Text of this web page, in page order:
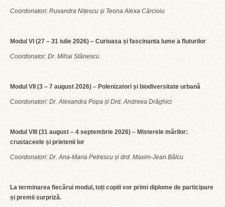
Coordonatori: Ruxandra Nițescu și Teona Alexa Cârcioiu
Modul VI (27 – 31 iulie 2026) – Curioasa și fascinanta lume a fluturilor
Coordonator: Dr. Mihai Stănescu
Modul VII (3 – 7 august 2026) – Polenizatori și biodiversitate urbană
Coordonatori: Dr. Alexandra Popa și Drd. Andreea Drăghici
Modul VIII (31 august – 4 septembrie 2026) – Misterele mărilor:
crustaceele și prietenii lor
Coordonatori: Dr. Ana-Maria Petrescu și drd. Maxim-Jean Bâlcu
La terminarea fiecărui modul, toți copiii vor primi diplome de participare
și premii surpriză.